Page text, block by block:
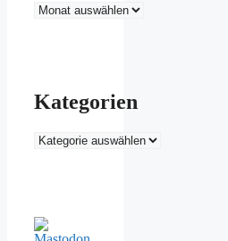
Archiv
Kategorien
Kategorien